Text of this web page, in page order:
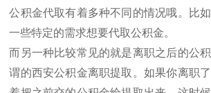
公积金代取有着多种不同的情况哦。比
一些特定的需求想要代取公积金。
而另一种比较常见的就是离职之后的公
谓的西安公积金离职提取。如果你离职